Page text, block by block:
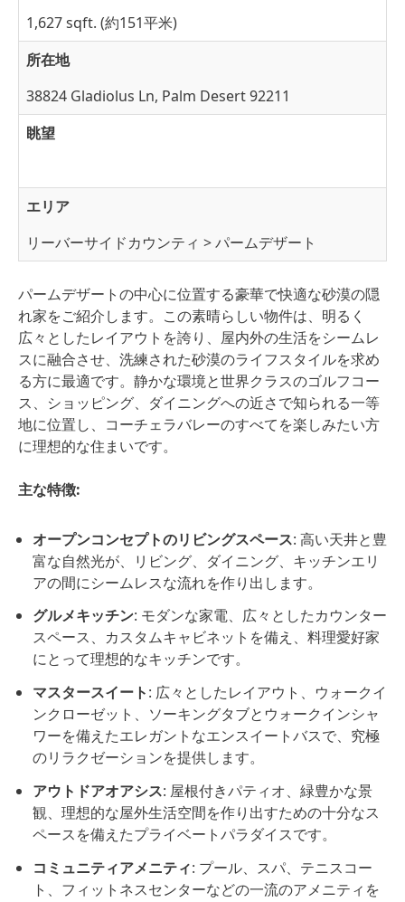
1,627 sqft. (約151平米)
所在地
38824 Gladiolus Ln, Palm Desert 92211
眺望
エリア
リーバーサイドカウンティ > パームデザート
パームデザートの中心に位置する豪華で快適な砂漠の隠
れ家をご紹介します。この素晴らしい物件は、明るく
広々としたレイアウトを誇り、屋内外の生活をシームレ
スに融合させ、洗練された砂漠のライフスタイルを求め
る方に最適です。静かな環境と世界クラスのゴルフコー
ス、ショッピング、ダイニングへの近さで知られる一等
地に位置し、コーチェラバレーのすべてを楽しみたい方
に理想的な住まいです。
主な特徴:
オープンコンセプトのリビングスペース: 高い天井と豊
富な自然光が、リビング、ダイニング、キッチンエリ
アの間にシームレスな流れを作り出します。
グルメキッチン: モダンな家電、広々としたカウンター
スペース、カスタムキャビネットを備え、料理愛好家
にとって理想的なキッチンです。
マスタースイート: 広々としたレイアウト、ウォークイ
ンクローゼット、ソーキングタブとウォークインシャ
ワーを備えたエレガントなエンスイートバスで、究極
のリラクゼーションを提供します。
アウトドアオアシス: 屋根付きパティオ、緑豊かな景
観、理想的な屋外生活空間を作り出すための十分なス
ペースを備えたプライベートパラダイスです。
コミュニティアメニティ: プール、スパ、テニスコー
ト、フィットネスセンターなどの一流のアメニティを